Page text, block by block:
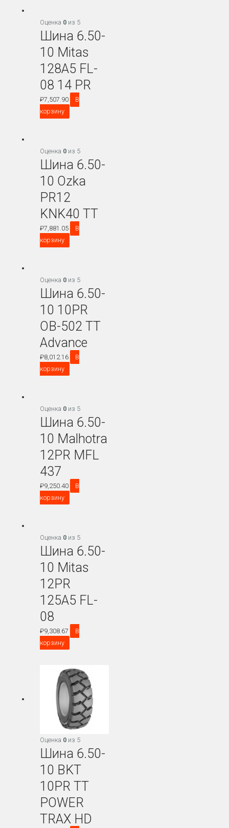
Оценка 0 из 5
Шина 6.50-
10 Mitas
128A5 FL-
08 14 PR
₽7,507.90
В
корзину
Оценка 0 из 5
Шина 6.50-
10 Ozka
PR12
KNK40 TT
₽7,881.05
В
корзину
Оценка 0 из 5
Шина 6.50-
10 10PR
OB-502 TT
Advance
₽8,012.16
В
корзину
Оценка 0 из 5
Шина 6.50-
10 Malhotra
12PR MFL
437
₽9,250.40
В
корзину
Оценка 0 из 5
Шина 6.50-
10 Mitas
12PR
125A5 FL-
08
₽9,308.67
В
корзину
Оценка 0 из 5
Шина 6.50-
10 BKT
10PR TT
POWER
TRAX HD